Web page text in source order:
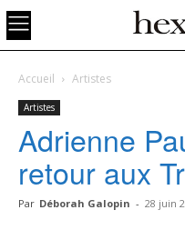
Accueil Artistes
Artistes
Adrienne
retour aux
Par Déborah Galopin - 28 juin